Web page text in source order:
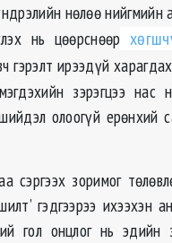
нѳлѳѳ нийгмийн
нь цѳѳрснѳѳр
гэрэлт ирээдүй
зэрэгцээ нас
олоогүй ерѳнхий
зоримог
гэдгээрээ ихээхэн
гол онцлог нь эдийн